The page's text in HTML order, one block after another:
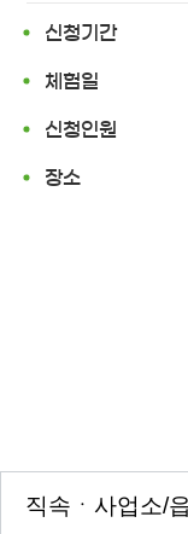
신청기간
체험일
신청인원
장소